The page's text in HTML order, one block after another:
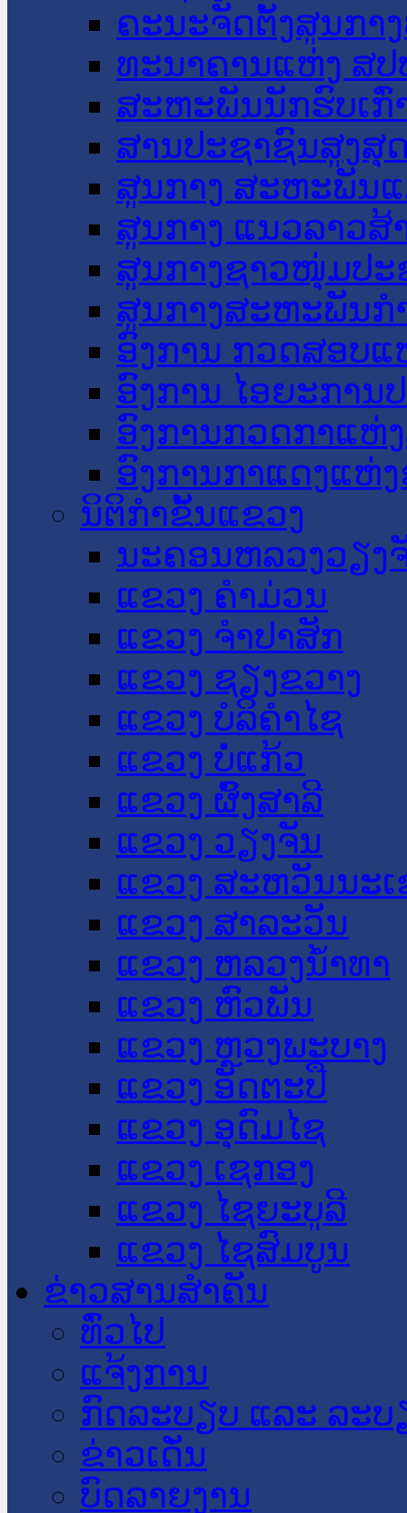
ຄະນະຈັດຕັ້ງສູນກາ
ທະນາຄານແຫ່ງ ສປ
ສະຫະພັນນັກຮົບເກົ່
ສານປະຊາຊົນສູງສຸ
ສູນກາງ ສະຫະພັນ
ສູນກາງ ແນວລາວສ້
ສູນກາງຊາວໜຸ່ມປະ
ສູນກາງສະຫະພັນກ
ອົງການ ກວດສອບແ
ອົງການ ໄອຍະການ
ອົງການກວດກາແຫ່
ອົງການກາແດງແຫ່
ນິຕິກໍາຂັ້ນແຂວງ
ນະ​ຄອນ​ຫລວງວຽງ
ແຂວງ ຄໍາມ່ວນ
ແຂວງ ຈໍາປາສັກ
ແຂວງ ຊຽງຂວາງ
ແຂວງ ບໍລິຄໍາໄຊ
ແຂວງ ບໍ່ແກ້ວ
ແຂວງ ຜົ້ງສາລີ
ແຂວງ ວຽງຈັນ
ແຂວງ ສະຫວັນນະ
ແຂວງ ສາລະວັນ
ແຂວງ ຫລວງນໍ້າທາ
ແຂວງ ຫົວພັນ
ແຂວງ ຫຼວງພະບາງ
ແຂວງ ອັດຕະປື
ແຂວງ ອຸດົມໄຊ
ແຂວງ ເຊກອງ
ແຂວງ ໄຊຍະບູລີ
ແຂວງ ໄຊສົມບູນ
ຂ່າວສານສໍາຄັນ
​ທົ່ວ​ໄປ
ແຈ້ງການ
ກົດລະບຽບ ແລະ ລະບ
ຂ່າວເດັ່ນ
ບົດລາຍງານ